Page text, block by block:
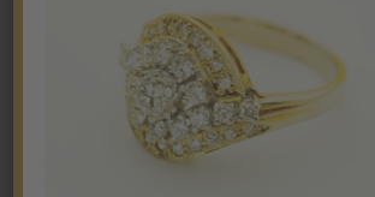
Palladium